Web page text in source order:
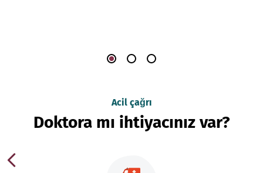
Acil çağrı
Doktora mı ihtiyacınız var?